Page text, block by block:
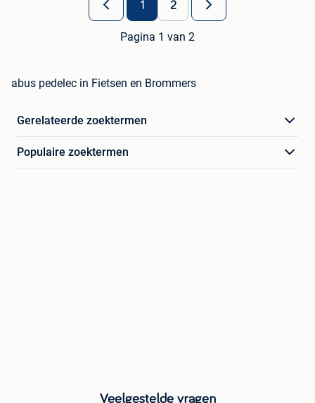
1 2
Pagina 1 van 2
abus pedelec in Fietsen en Brommers
Gerelateerde zoektermen
Populaire zoektermen
Veelgestelde vragen